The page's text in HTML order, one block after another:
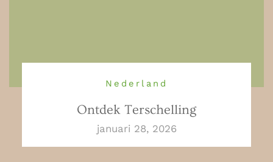
Nederland
Ontdek Terschelling
januari 28, 2026